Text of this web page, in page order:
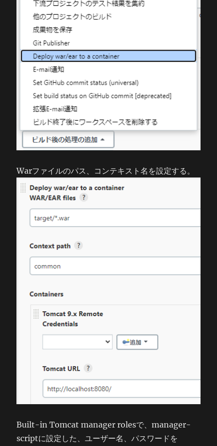
Warファイルのパス、コンテキスト名を設定する。
Built-in Tomcat manager rolesで、manager-
scriptに設定した、ユーザー名、パスワードを